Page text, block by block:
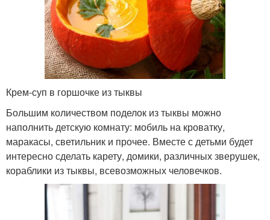
Крем-суп в горшочке из тыквы
Большим количеством поделок из тыквы можно
наполнить детскую комнату: мобиль на кроватку,
маракасы, светильник и прочее. Вместе с детьми будет
интересно сделать карету, домики, различных зверушек,
кораблики из тыквы, всевозможных человечков.